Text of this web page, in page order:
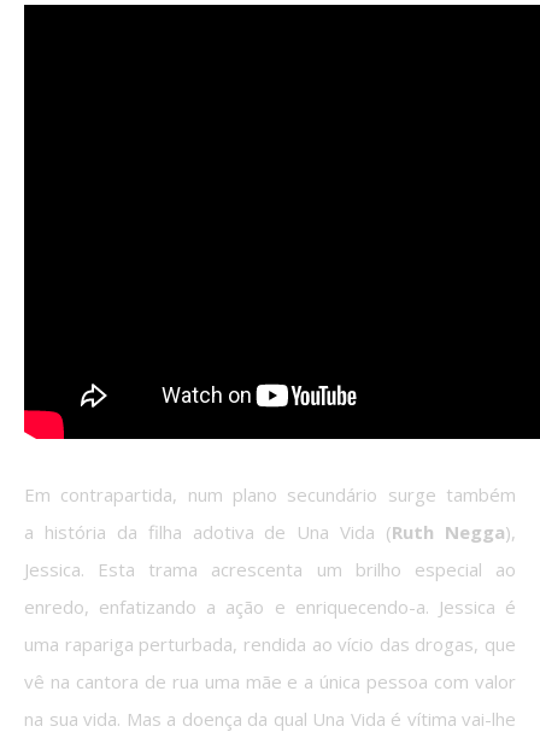
Em contrapartida, num plano secundário surge também
a história da filha adotiva de Una Vida (Ruth Negga),
Jessica. Esta trama acrescenta um brilho especial ao
enredo, enfatizando a ação e enriquecendo-a. Jessica é
uma rapariga perturbada, rendida ao vício das drogas, que
vê na cantora de rua uma mãe e a única pessoa com valor
na sua vida. Mas a doença da qual Una Vida é vítima vai-lhe